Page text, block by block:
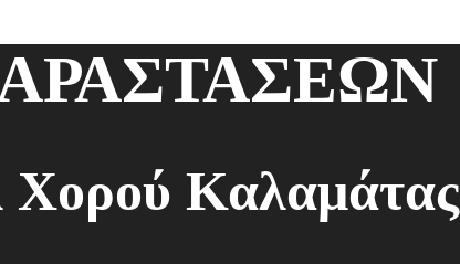
Χορού Καλαμάτας